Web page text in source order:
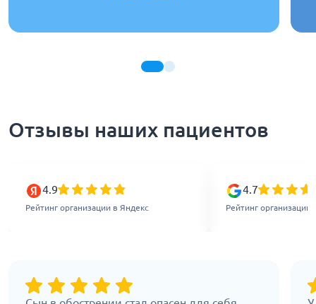
Отзывы наших пациентов
4.9
Рейтинг организации в Яндекс
4.7
Рейтинг организации